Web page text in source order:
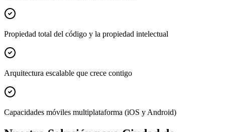
Propiedad total del código y la propiedad intelectual
Arquitectura escalable que crece contigo
Capacidades móviles multiplataforma (iOS y Android)